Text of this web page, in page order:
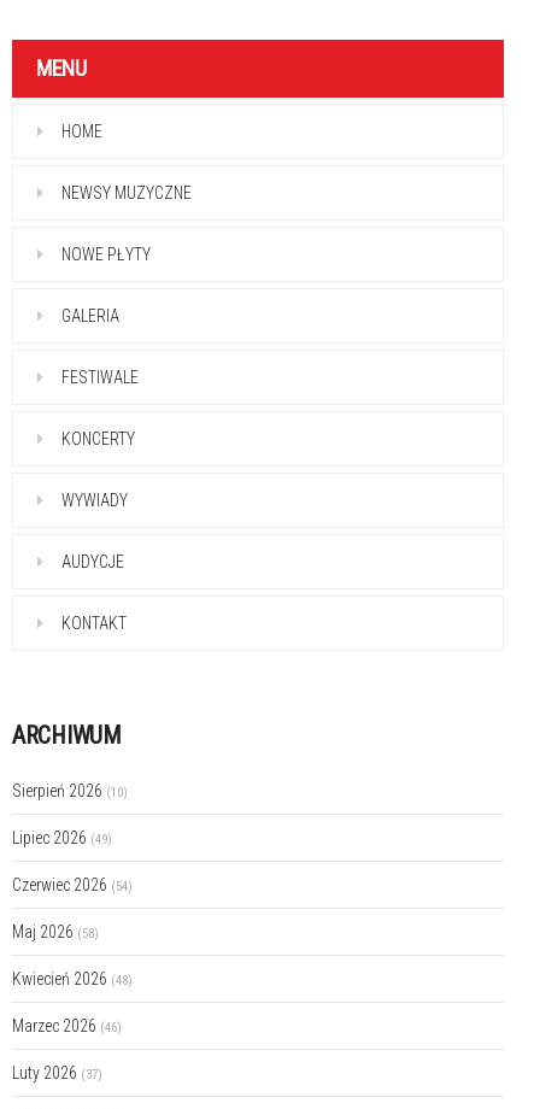
MENU
HOME
NEWSY MUZYCZNE
NOWE PŁYTY
GALERIA
FESTIWALE
KONCERTY
WYWIADY
AUDYCJE
KONTAKT
ARCHIWUM
Sierpień 2026 (10)
Lipiec 2026 (49)
Czerwiec 2026 (54)
Maj 2026 (58)
Kwiecień 2026 (48)
Marzec 2026 (46)
Luty 2026 (37)